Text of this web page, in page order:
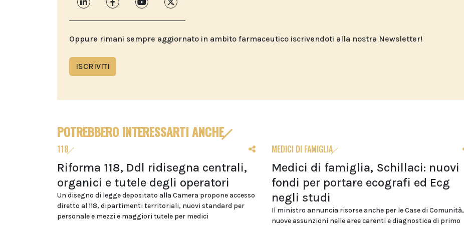
Oppure rimani sempre aggiornato in ambito farmaceutico iscrivendoti alla nostra Newsletter!
ISCRIVITI
POTREBBERO INTERESSARTI ANCHE
118
Riforma 118, Ddl ridisegna centrali,
organici e tutele degli operatori
Un disegno di legge depositato alla Camera propone accesso
diretto al 118, dipartimenti territoriali, nuovi standard per
personale e mezzi e maggiori tutele per medici
MEDICI DI FAMIGLIA
Medici di famiglia, Schillaci: nuovi
fondi per portare ecografi ed Ecg
negli studi
Il ministro annuncia risorse anche per le Case di Comunità,
nuove assunzioni nelle aree carenti e diagnostica di primo